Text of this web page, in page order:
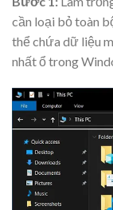
cần loại bỏ toàn
thể chứa dữ liệu
nhất ổ trong